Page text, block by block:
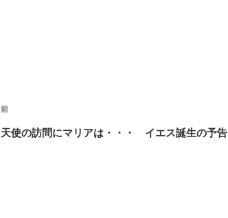
投
稿
前
の
前
天使の訪問にマリアは・・・ イエス誕生の予告